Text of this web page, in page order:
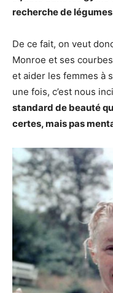
recherche de
De ce fait, on veut
Monroe et ses
et aider les femmes à
une fois, c’est nous
standard de beauté
certes, mais pas